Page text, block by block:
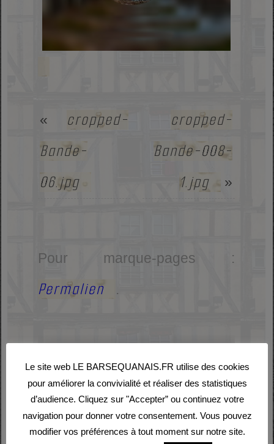
« cropped-
Bande-
06.jpg
cropped-
Bande-008-
1.jpg
»
Pour marque-pages :
Permalien .
Laisser un commentaire
Votre adresse e-mail ne
sera pas publiée.
Les
Le site web LE BARSEQUANAIS.FR utilise des cookies
pour améliorer la convivialité et réaliser des statistiques
d’audience. Cliquez sur "Accepter” ou continuez votre
navigation pour donner votre consentement. Vous pouvez
modifier vos préférences à tout moment sur notre site.